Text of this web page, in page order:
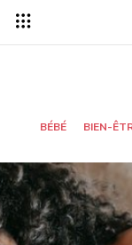
BÉBÉ BIEN-